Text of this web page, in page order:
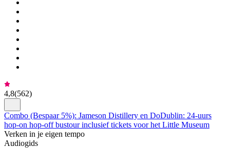
4,8(562)
Combo (Bespaar 5%): Jameson Distillery en DoDublin: 24-uurs
hop-on hop-off bustour inclusief tickets voor het Little Museum
Verken in je eigen tempo
Audiogids